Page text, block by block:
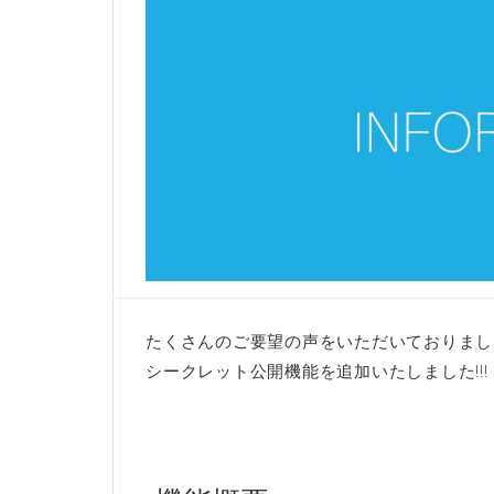
たくさんのご要望の声をいただいておりま
シークレット公開機能を追加いたしました!!!